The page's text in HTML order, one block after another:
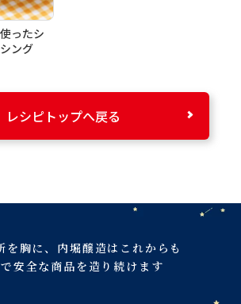
ったシ
ング
レシピトップへ戻る
胸に、 内堀醸造はこれからも
安全な商品を造り続けます